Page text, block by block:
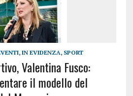
, IN EVIDENZA, SPORT
Valentina Fusco:
il modello del